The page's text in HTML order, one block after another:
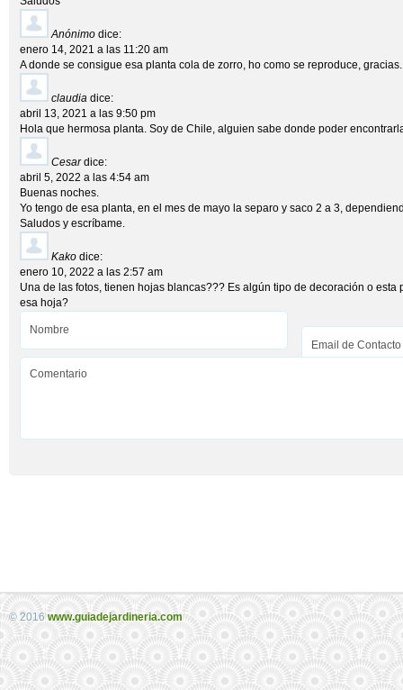
Anónimo dice:
enero 14, 2021 a las 11:20 am
A donde se consigue esa planta cola de zorro, ho como se reproduce, gracias.
claudia dice:
abril 13, 2021 a las 9:50 pm
Hola que hermosa planta. Soy de Chile, alguien sabe donde poder
Cesar dice:
abril 5, 2022 a las 4:54 am
Buenas noches.
Yo tengo de esa planta, en el mes de mayo la separo y saco 2 a 3,
Saludos y escríbame.
Kako dice:
enero 10, 2022 a las 2:57 am
Una de las fotos, tienen hojas blancas??? Es algún tipo de decoración o esta
esa hoja?
© 2016 www.guiadejardineria.com